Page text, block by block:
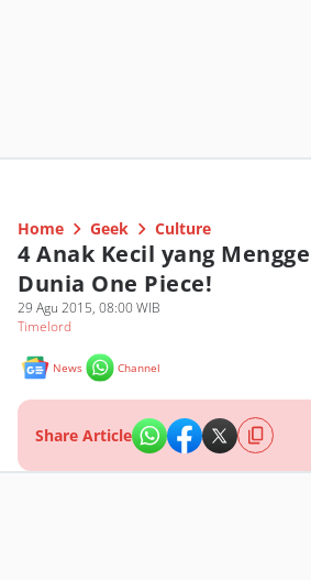
Home Geek Culture
4 Anak Kecil yang
Dunia One Piece!
29 Agu 2015, 08:00 WIB
Timelord
News Channel
Share Article